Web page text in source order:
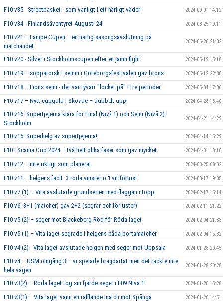
F10 v35 - Streetbasket - som vanligt i ett härligt väder! 2024-09-01 14:12
F10 v34 - Finlandsäventyret Augusti 24! 2024-08-25 19:11
F10 v21 – Lampe Cupen – en härlig säsongsavslutning på
matchandet
2024-05-26 21:02
F10 v20 - Silver i Stockholmscupen efter en jämn fight 2024-05-19 15:18
F10 v19 – soppatorsk i semin i Göteborgsfestivalen gav brons 2024-05-12 22:30
F10 v18 – Lions semi - det var tyvärr "locket på" i tre perioder 2024-05-04 17:36
F10 v17 – Nytt cupguld i Skövde – dubbelt upp! 2024-04-28 18:40
F10 v16: Supertjejerna klara för Final (Nivå 1) och Semi (Nivå 2) i
Stockholm
2024-04-21 14:29
F10 v15: Superhelg av supertjejerna! 2024-04-14 15:29
F10 i Scania Cup 2024 – två helt olika faser som gav mycket 2024-04-01 18:10
F10 v12 – inte riktigt som planerat 2024-03-25 08:32
F10 v11 – helgens facit: 3 röda vinster o 1 vit förlust 2024-03-17 19:05
F10 v7 (1) – Vita avslutade grundserien med flaggan i topp! 2024-02-17 15:14
F10 v6: 3+1 (matcher) gav 2+2 (segrar och förluster) 2024-02-11 21:22
F10 v5 (2) – seger mot Blackeberg Röd för Röda laget 2024-02-04 21:33
F10 v5 (1) – Vita laget segrade i helgens båda bortamatcher 2024-02-04 15:32
F10 v4 (2) - Vita laget avslutade helgen med seger mot Uppsala 2024-01-28 20:45
F10 v4 – USM omgång 3 – vi spelade bragdartat men det räckte inte
hela vägen
2024-01-28 20:28
F10 v3(2) – Röda laget tog sin fjärde seger i F09 Nivå 1! 2024-01-20 15:28
F10 v3(1) – Vita laget vann en rafflande match mot Spånga 2024-01-20 14:51